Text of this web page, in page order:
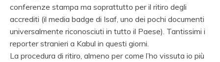
conferenze stampa ma soprattutto per il ritiro degli
accrediti (il media badge di Isaf, uno dei pochi documenti
universalmente riconosciuti in tutto il Paese). Tantissimi i
reporter stranieri a Kabul in questi giorni.
La procedura di ritiro, almeno per come l’ho vissuta io più